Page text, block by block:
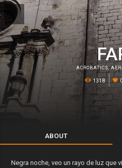
ACROBATICS,
1318
ABOUT
Negra noche, veo un rayo de luz que